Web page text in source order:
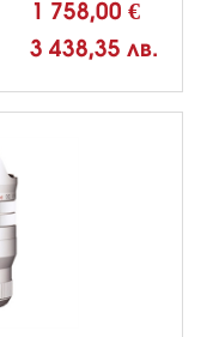
1 758,00 €
3 438,35 лв.